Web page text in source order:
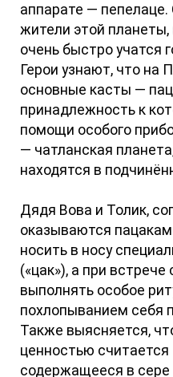
аппарате — пепелаце.
жители этой
очень быстро учатся
Герои узнают, что на
основные касты —
принадлежность к
помощи особого
— чатланская
находятся в
Дядя Вова и Толик,
оказываются
носить в носу
(«цак»), а при
выполнять особое
похлопыванием себя
Также выясняется,
ценностью
содержащееся в сере